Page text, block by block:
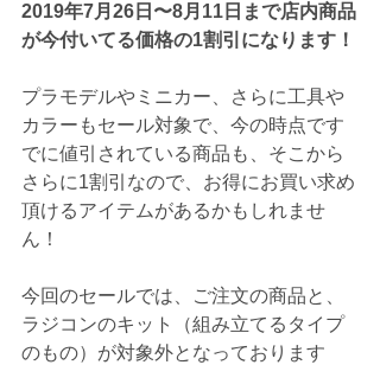
2019年7月26日〜8月11日まで店内商品
が今付いてる価格の1割引になります！
プラモデルやミニカー、さらに工具や
カラーもセール対象で、今の時点です
でに値引されている商品も、そこから
さらに1割引なので、お得にお買い求め
頂けるアイテムがあるかもしれませ
ん！
今回のセールでは、ご注文の商品と、
ラジコンのキット（組み立てるタイプ
のもの）が対象外となっております